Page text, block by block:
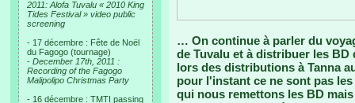
2011: Alofa Tuvalu « 2010 King
Tides Festival » video public
screening
- 17 décembre : Fête de Noël
du Fagogo (tournage)
- December 17th, 2011 :
Recording of the Fagogo
Malipolipo Christmas Party
- 16 décembre : TMTI passing
… On continue à parler du
de Tuvalu et à distribuer les
lors des distributions à Tanna
pour l'instant ce ne sont pas
qui nous remettons les BD